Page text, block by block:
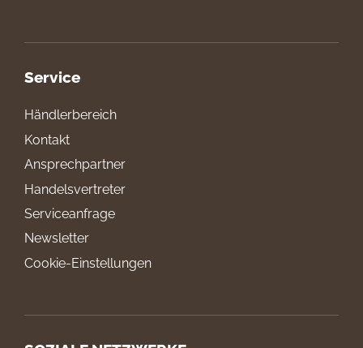
Service
Händlerbereich
Kontakt
Ansprechpartner
Handelsvertreter
Serviceanfrage
Newsletter
Cookie-Einstellungen